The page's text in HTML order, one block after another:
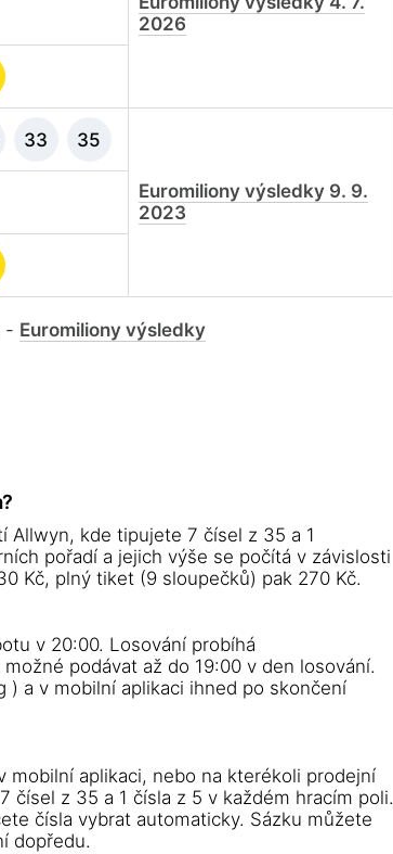
2026
33 35
Euromiliony výsledky 9. 9.
2023
- Euromiliony výsledky
Allwyn, kde tipujete 7 čísel z 35 a 1
pořadí a jejich výše se počítá v závislosti
Kč, plný tiket (9 sloupečků) pak 270 Kč.
v 20:00. Losování probíhá
podávat až do 19:00 v den losování.
a v mobilní aplikaci ihned po skončení
aplikaci, nebo na kterékoli prodejní
čísel z 35 a 1 čísla z 5 v každém hracím poli.
čísla vybrat automaticky. Sázku můžete
dopředu.